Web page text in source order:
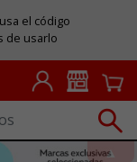
el código
de usarlo